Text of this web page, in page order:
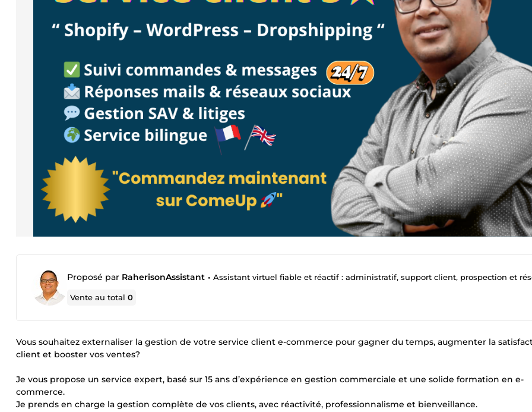
Proposé par RaherisonAssistant • Assistant virtuel fiable et réactif : administratif, support client, prospection et réseaux
Vente au total0
Vous souhaitez externaliser la gestion de votre service client e-commerce pour gagner du temps, augmenter la
client et booster vos ventes?
Je vous propose un service expert, basé sur 15 ans d’expérience en gestion commerciale et une solide formation en e-
commerce.
Je prends en charge la gestion complète de vos clients, avec réactivité, professionnalisme et bienveillance.